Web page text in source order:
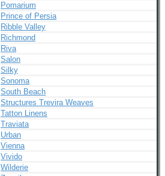
Pomarium
Prince of Persia
Ribble Valley
Richmond
Riva
Salon
Silky
Sonoma
South Beach
Structures Trevira Weaves
Tatton Linens
Traviata
Urban
Vienna
Vivido
Wilderie